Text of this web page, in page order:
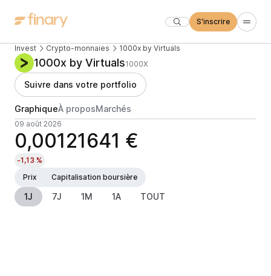
S'inscrire
Invest Crypto-monnaies 1000x by Virtuals
1000x by Virtuals1000X
Suivre dans votre portfolio
GraphiqueÀ proposMarchés
09 août 2026
0,00121641 €
-1,13 %
Prix
Capitalisation boursière
1J 7J 1M 1A TOUT